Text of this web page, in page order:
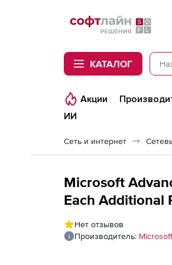
Softline
КАТАЛОГ
Акции
ИИ
Сеть и интернет
Microsoft
Each Additional
Нет отзывов
Производитель: